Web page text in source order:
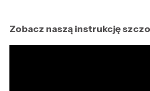
Zobacz naszą instrukcję